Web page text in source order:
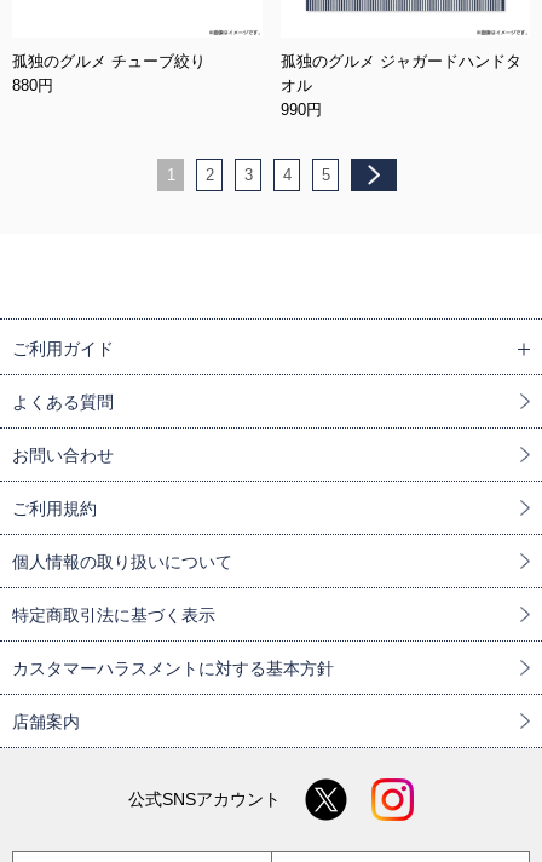
孤独のグルメ チューブ絞り
880円
孤独のグルメ ジャガードハンドタ
オル
990円
1 2 3 4 5
ご利用ガイド
よくある質問
お問い合わせ
ご利用規約
個人情報の取り扱いについて
特定商取引法に基づく表示
カスタマーハラスメントに対する基本方針
店舗案内
公式SNSアカウント